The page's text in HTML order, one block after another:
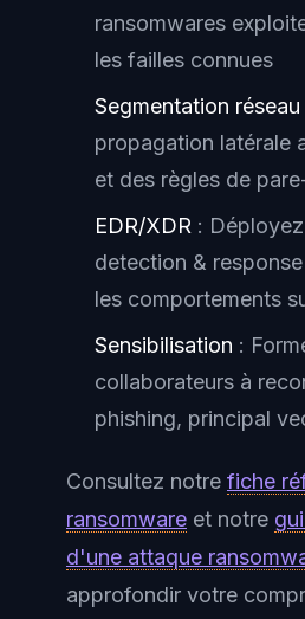
ransomwares
les failles connues
Segmentation réseau
propagation latérale
et des règles de
EDR/XDR :
detection &
les comportements
Sensibilisation :
collaborateurs à
phishing, principal
Consultez notre fiche
ransomware et notre
d'une attaque
approfondir votre